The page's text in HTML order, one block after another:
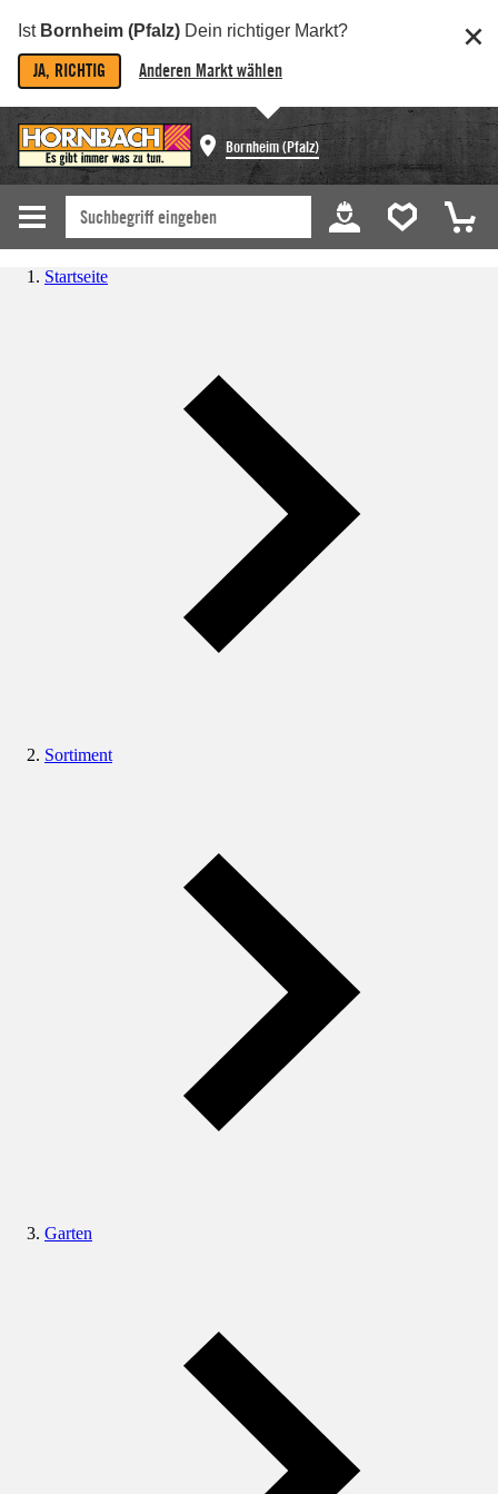
Ist Bornheim (Pfalz) Dein richtiger Markt?
JA, RICHTIG Anderen Markt wählen
Bornheim (Pfalz)
Startseite
Sortiment
Garten